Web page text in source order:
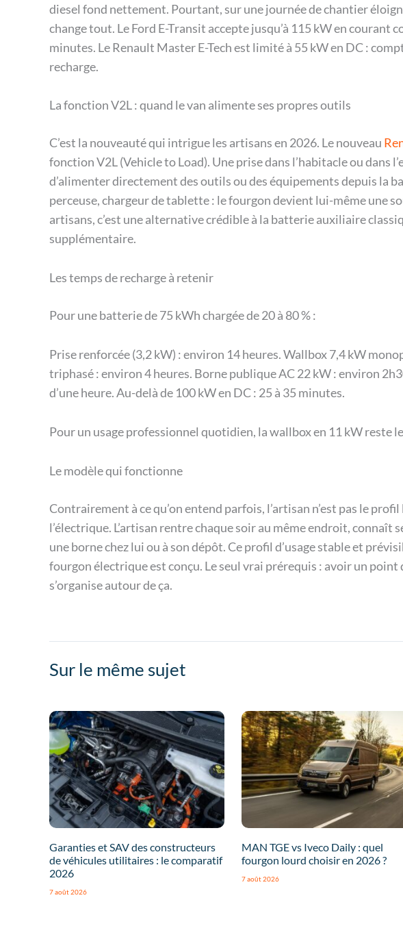
diesel fond nettement. Pourtant, sur une journée de chantier
change tout. Le Ford E-Transit accepte jusqu’à 115 kW en courant
minutes. Le Renault Master E-Tech est limité à 55 kW en DC :
recharge.
La fonction V2L : quand le van alimente ses propres outils
C’est la nouveauté qui intrigue les artisans en 2026. Le nouveau
fonction V2L (Vehicle to Load). Une prise dans l’habitacle ou dans
d’alimenter directement des outils ou des équipements depuis la
perceuse, chargeur de tablette : le fourgon devient lui-même une
artisans, c’est une alternative crédible à la batterie auxiliaire
supplémentaire.
Les temps de recharge à retenir
Pour une batterie de 75 kWh chargée de 20 à 80 % :
Prise renforcée (3,2 kW) : environ 14 heures. Wallbox 7,4 kW
triphasé : environ 4 heures. Borne publique AC 22 kW : environ
d’une heure. Au-delà de 100 kW en DC : 25 à 35 minutes.
Pour un usage professionnel quotidien, la wallbox en 11 kW reste
Le modèle qui fonctionne
Contrairement à ce qu’on entend parfois, l’artisan n’est pas le
l’électrique. L’artisan rentre chaque soir au même endroit, connaît
une borne chez lui ou à son dépôt. Ce profil d’usage stable et
fourgon électrique est conçu. Le seul vrai prérequis : avoir un point
s’organise autour de ça.
Sur le même sujet
Garanties et SAV des constructeurs
de véhicules utilitaires : le comparatif
2026
7 août 2026
MAN TGE vs Iveco Daily : quel
fourgon lourd choisir en 2026 ?
7 août 2026